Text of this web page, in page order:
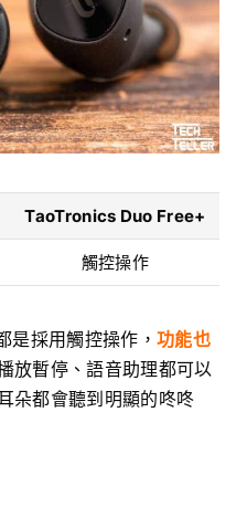
TaoTronics Duo Free+
觸控操作
採用觸控操作， 功能也
放暫停、語音助理都可以
朵都會聽到明顯的咚咚